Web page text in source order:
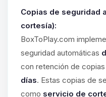
Copias de seguridad
cortesía):
BoxToPlay.com
seguridad automáticas
con retención de
días. Estas copias de
como servicio de